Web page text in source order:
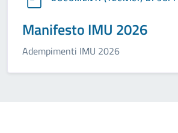
Manifesto IMU 2026
Adempimenti IMU 2026